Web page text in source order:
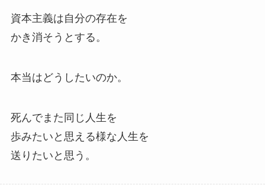
資本主義は自分の存在を
かき消そうとする。
本当はどうしたいのか。
死んでまた同じ人生を
歩みたいと思える様な人生を
送りたいと思う。